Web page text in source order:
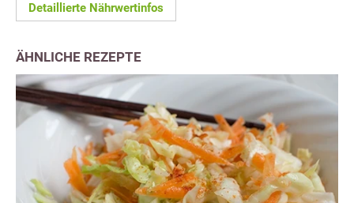
Detaillierte Nährwertinfos
ÄHNLICHE REZEPTE